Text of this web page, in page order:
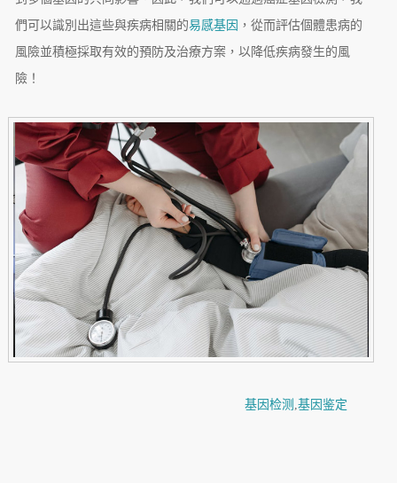
們可以識別出這些與疾病相關的易感基因 ，從而評估個體患病的
風險並積極採取有效的預防及治療方案，以降低疾病發生的風
險！
基因检测 ,基因鉴定